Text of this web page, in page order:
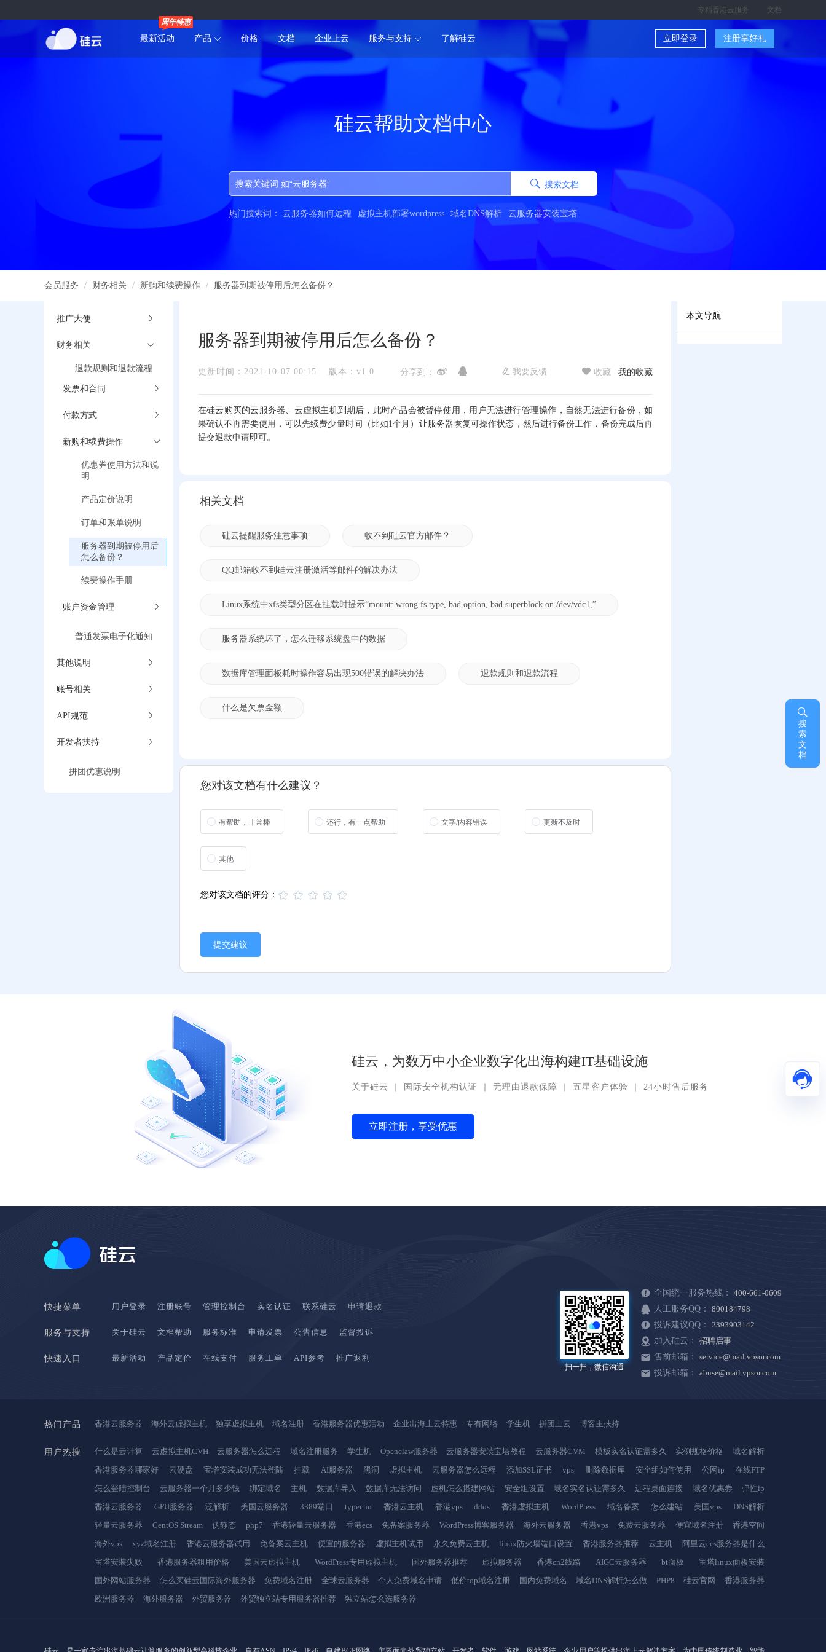
专精香港云服务 文档
最新活动
周年特惠
产品 价格 文档 企业上云 服务与支持 了解硅云 立即登录 注册享好礼
硅云帮助文档中心
搜索文档
热门搜索词： 云服务器如何远程 虚拟主机部署wordpress 域名DNS解析 云服务器安装宝塔
会员服务 / 财务相关 / 新购和续费操作 / 服务器到期被停用后怎么备份？
推广大使
财务相关
退款规则和退款流程
发票和合同
付款方式
新购和续费操作
优惠券使用方法和说
明
产品定价说明
订单和账单说明
服务器到期被停用后
怎么备份？
续费操作手册
账户资金管理
普通发票电子化通知
其他说明
账号相关
API规范
开发者扶持
拼团优惠说明
服务器到期被停用后怎么备份？
更新时间：2021-10-07 00:15 版本：v1.0 分享到： 我要反馈 收藏 我的收藏
在硅云购买的云服务器、云虚拟主机到期后，此时产品会被暂停使用，用户无法进行管理操作，自然无法进行备份，如
果确认不再需要使用，可以先续费少量时间（比如1个月）让服务器恢复可操作状态，然后进行备份工作，备份完成后再
提交退款申请即可。
相关文档
硅云提醒服务注意事项 收不到硅云官方邮件？
QQ邮箱收不到硅云注册激活等邮件的解决办法
Linux系统中xfs类型分区在挂载时提示“mount: wrong fs type, bad option, bad superblock on /dev/vdc1,”
服务器系统坏了，怎么迁移系统盘中的数据
数据库管理面板耗时操作容易出现500错误的解决办法 退款规则和退款流程
什么是欠票金额
您对该文档有什么建议？
有帮助，非常棒 还行，有一点帮助 文字/内容错误 更新不及时
其他
您对该文档的评分：
提交建议
本文导航
硅云，为数万中小企业数字化出海构建IT基础设施
关于硅云 国际安全机构认证 无理由退款保障 五星客户体验 24小时售后服务
立即注册，享受优惠
快捷菜单 用户登录 注册账号 管理控制台 实名认证 联系硅云 申请退款
服务与支持 关于硅云 文档帮助 服务标准 申请发票 公告信息 监督投诉
快速入口 最新活动 产品定价 在线支付 服务工单 API参考 推广返利
扫一扫，微信沟通
全国统一服务热线：
400-661-0609
人工服务QQ：
800184798
投诉建议QQ：
2393903142
加入硅云：
招聘启事
售前邮箱：
service@mail.vpsor.com
投诉邮箱：
abuse@mail.vpsor.com
热门产品 香港云服务器 海外云虚拟主机 独享虚拟主机 域名注册 香港服务器优惠活动 企业出海上云特惠 专有网络 学生机 拼团上云 博客主扶持
用户热搜 什么是云计算 云虚拟主机CVH 云服务器怎么远程 域名注册服务 学生机 Openclaw服务器 云服务器安装宝塔教程 云服务器CVM 模板实名认证需多久 实例规格价格
域名解析
香港服务器哪家好
云硬盘 宝塔安装成功无法登陆 挂载 AI服务器 黑洞 虚拟主机 云服务器怎么远程 添加SSL证书 vps 删除数据库 安全组如何使用 公网ip
在线FTP
怎么登陆控制台
云服务器一个月多少钱 绑定域名 主机 数据库导入 数据库无法访问 虚机怎么搭建网站 安全组设置 域名实名认证需多久 远程桌面连接 域名优惠券
弹性ip
香港云服务器
GPU服务器 泛解析 美国云服务器 3389端口 typecho 香港云主机 香港vps ddos 香港虚拟主机 WordPress 域名备案 怎么建站 美国vps
DNS解析
轻量云服务器
CentOS Stream 伪静态 php7 香港轻量云服务器 香港ecs 免备案服务器 WordPress博客服务器 海外云服务器 香港vps 免费云服务器 便宜域名注册
香港空间
海外vps
xyz域名注册 香港云服务器试用 免备案云主机 便宜的服务器 虚拟主机试用 永久免费云主机 linux防火墙端口设置 香港服务器推荐 云主机
阿里云ecs服务器是什么
宝塔安装失败
香港服务器租用价格 美国云虚拟主机 WordPress专用虚拟主机 国外服务器推荐 虚拟服务器 香港cn2线路 AIGC云服务器 bt面板
宝塔linux面板安装
国外网站服务器
怎么买硅云国际海外服务器 免费域名注册 全球云服务器 个人免费域名申请 低价top域名注册 国内免费域名 域名DNS解析怎么做 PHP8 硅云官网
香港服务器
欧洲服务器
海外服务器 外贸服务器 外贸独立站专用服务器推荐 独立站怎么选服务器
搜
索
文
档